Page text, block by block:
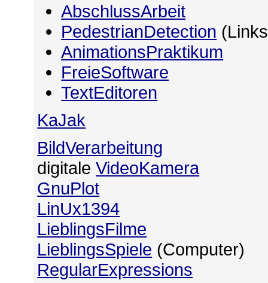
AbschlussArbeit
PedestrianDetection
AnimationsPraktikum
FreieSoftware
TextEditoren
KaJak
BildVerarbeitung
digitaleVideoKamera
GnuPlot
LinUx1394
LieblingsFilme
LieblingsSpiele (Computer)
RegularExpressions